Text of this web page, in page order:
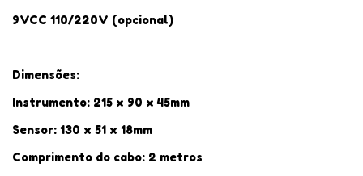
9VCC 110/220V (opcional)
Dimensões:
Instrumento: 215 x 90 x 45mm
Sensor: 130 x 51 x 18mm
Comprimento do cabo: 2 metros